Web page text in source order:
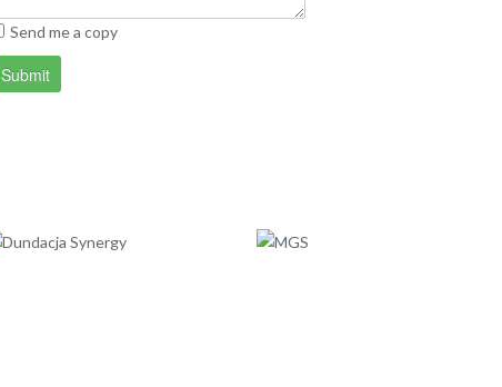
Send me a copy
Submit